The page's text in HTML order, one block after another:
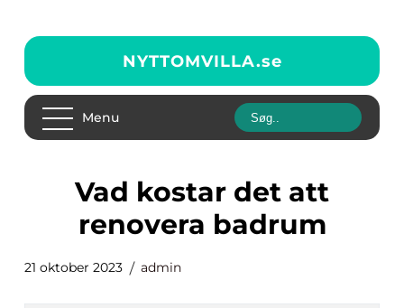
NYTTOMVILLA.se
Menu
vad kostar det att
renovera badrum
21 oktober 2023 admin